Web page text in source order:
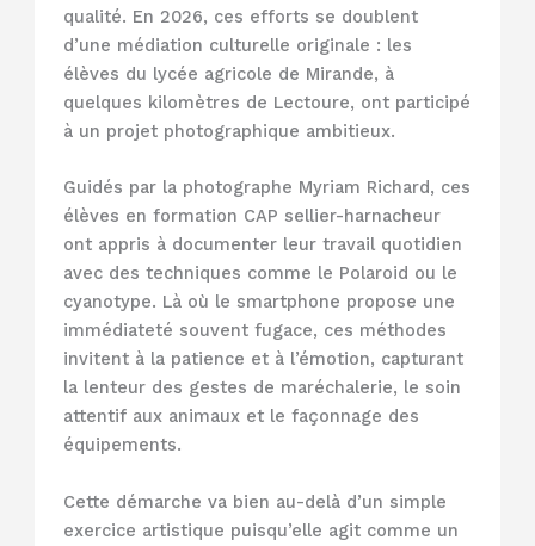
qualité. En 2026, ces efforts se doublent
d’une médiation culturelle originale : les
élèves du lycée agricole de Mirande, à
quelques kilomètres de Lectoure, ont participé
à un projet photographique ambitieux.
Guidés par la photographe Myriam Richard, ces
élèves en formation CAP sellier-harnacheur
ont appris à documenter leur travail quotidien
avec des techniques comme le Polaroid ou le
cyanotype. Là où le smartphone propose une
immédiateté souvent fugace, ces méthodes
invitent à la patience et à l’émotion, capturant
la lenteur des gestes de maréchalerie, le soin
attentif aux animaux et le façonnage des
équipements.
Cette démarche va bien au-delà d’un simple
exercice artistique puisqu’elle agit comme un